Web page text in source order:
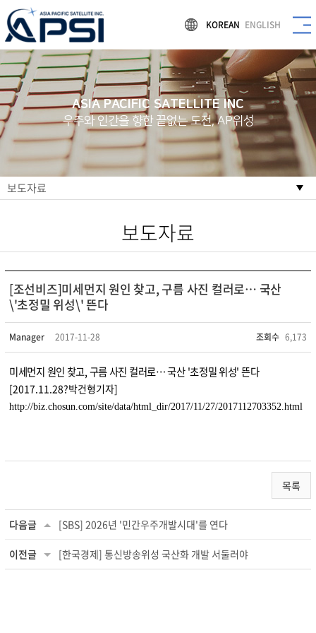
KOREAN ENGLISH
ASIA PACIFIC SATELLITE INC
우주와 인간을 향한 끝없는 도전, AP위성
보도자료
보도자료
[조선비즈]미세먼지 원인 찾고, 구름 사진 컬러로… 국산
\'초정밀 위성\' 뜬다
Manager 2017-11-28 조회수 6,173
미세먼지 원인 찾고, 구름 사진 컬러로… 국산 '초정밀 위성' 뜬다
[2017.11.28?박건형기자]
http://biz.chosun.com/site/data/html_dir/2017/11/27/2017112703352.html
목록
다음글 [SBS] 2026년 '민간우주개발시대'를 연다
이전글 [한국경제] 통신방송위성 국산화 개발 서둘러야